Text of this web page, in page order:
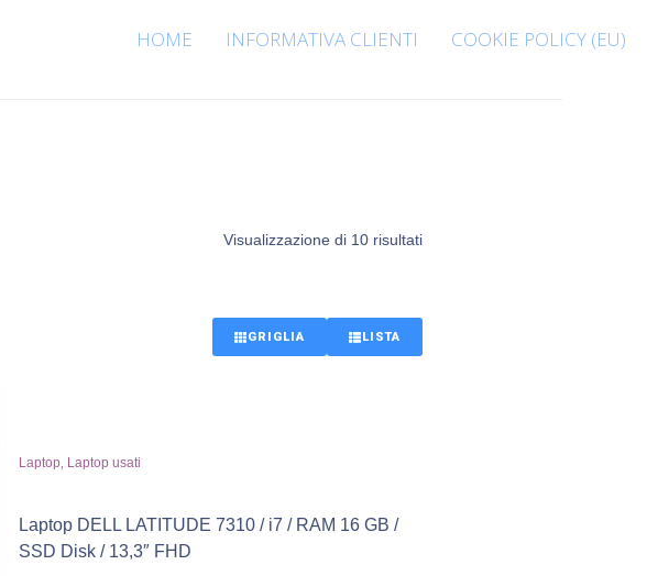
HOME INFORMATIVA CLIENTI COOKIE POLICY (EU)
Visualizzazione di 10 risultati
GRIGLIA LISTA
Laptop Laptop usati
Laptop DELL LATITUDE 7310 / i7 / RAM 16 GB /
SSD Disk / 13,3″ FHD